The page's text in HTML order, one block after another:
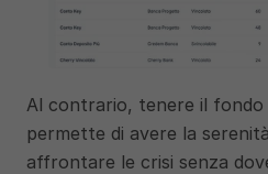
Al contrario, tenere il
permette di avere la
affrontare le crisi senza